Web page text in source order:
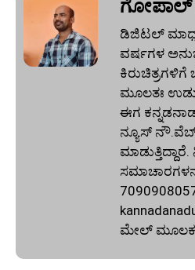
ಡಿಜಿಟಲ್
ವರ್ಷಗಳ
ಕಿರುಚಿತ್ರಗಳಿಗೆ
ಮೂಲತಃ
ಈಗ
ನ್ಯೂಸ್‌
ಮೇಲ್‌ ಮೂಲಕ